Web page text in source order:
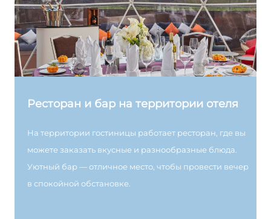
Ресторан и бар на территории отеля
На территории гостиницы работает ресторан, где вы
можете заказать вкусные и разнообразные блюда.
Уютный бар — отличное место, чтобы провести вечер
в спокойной обстановке.